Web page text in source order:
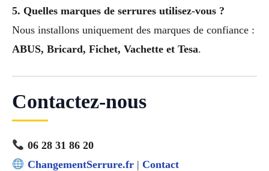
5. Quelles marques de serrures utilisez-vous ?
Nous installons uniquement des marques de confiance :
ABUS, Bricard, Fichet, Vachette et Tesa.
Contactez-nous
06 28 31 86 20
ChangementSerrure.fr| Contact